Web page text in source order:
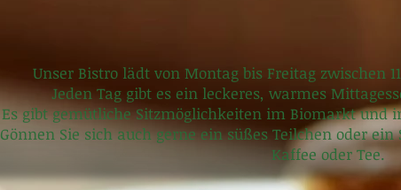
Unser Bistro lädt von Montag bis Freitag zwischen
Jeden Tag gibt es ein leckeres, warmes
Es gibt gemütliche Sitzmöglichkeiten im Biomarkt und
Gönnen Sie sich auch gerne ein süßes Teilchen oder
Kaffee oder Tee.